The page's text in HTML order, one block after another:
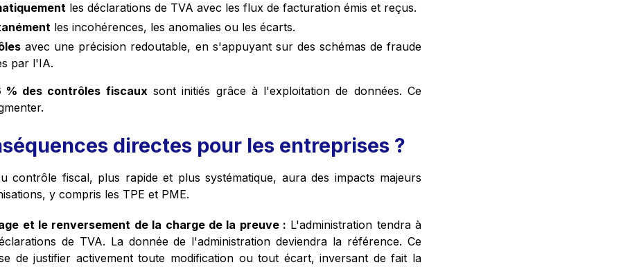
les déclarations de TVA avec les flux de facturation émis et reçus.
les incohérences, les anomalies ou les écarts.
avec une précision redoutable, en s'appuyant sur des schémas de fraude
par l'IA.
% des contrôles fiscauxsont initiés grâce à l'exploitation de données. Ce
directes pour les entreprises ?
contrôle fiscal, plus rapide et plus systématique, aura des impacts majeurs
y compris les TPE et PME.
et le renversement de la charge de la preuve : L'administration tendra à
de TVA. La donnée de l'administration deviendra la référence. Ce
de justifier activement toute modification ou tout écart, inversant de fait la